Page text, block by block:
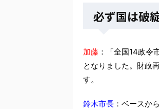
必ず国は破
加藤 ：「全国14政
となりました。財政
す。
鈴木市長 ：ベースか